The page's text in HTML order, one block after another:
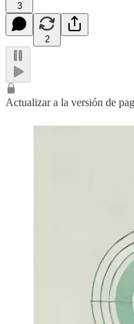
3
2
Actualizar a la versión de